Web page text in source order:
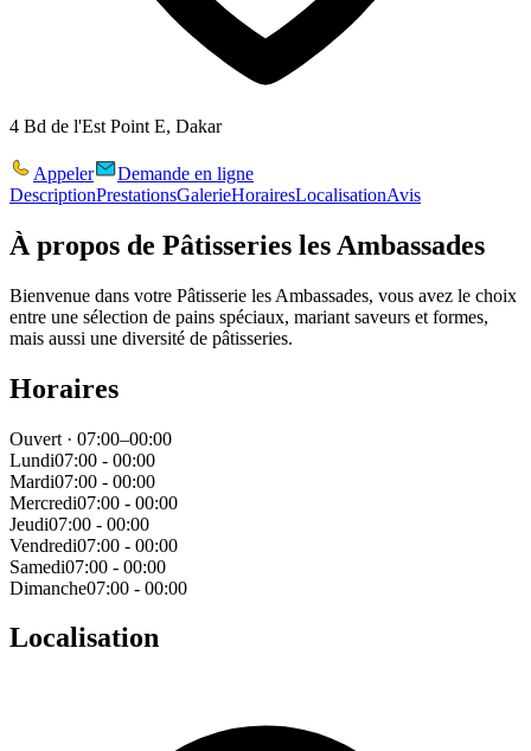
4 Bd de l'Est Point E, Dakar
Appeler
Demande en ligne
DescriptionPrestationsGalerieHorairesLocalisationAvis
À propos de Pâtisseries les Ambassades
Bienvenue dans votre Pâtisserie les Ambassades, vous avez le choix
entre une sélection de pains spéciaux, mariant saveurs et formes,
mais aussi une diversité de pâtisseries.
Horaires
Ouvert · 07:00–00:00
Lundi07:00 - 00:00
Mardi07:00 - 00:00
Mercredi07:00 - 00:00
Jeudi07:00 - 00:00
Vendredi07:00 - 00:00
Samedi07:00 - 00:00
Dimanche07:00 - 00:00
Localisation